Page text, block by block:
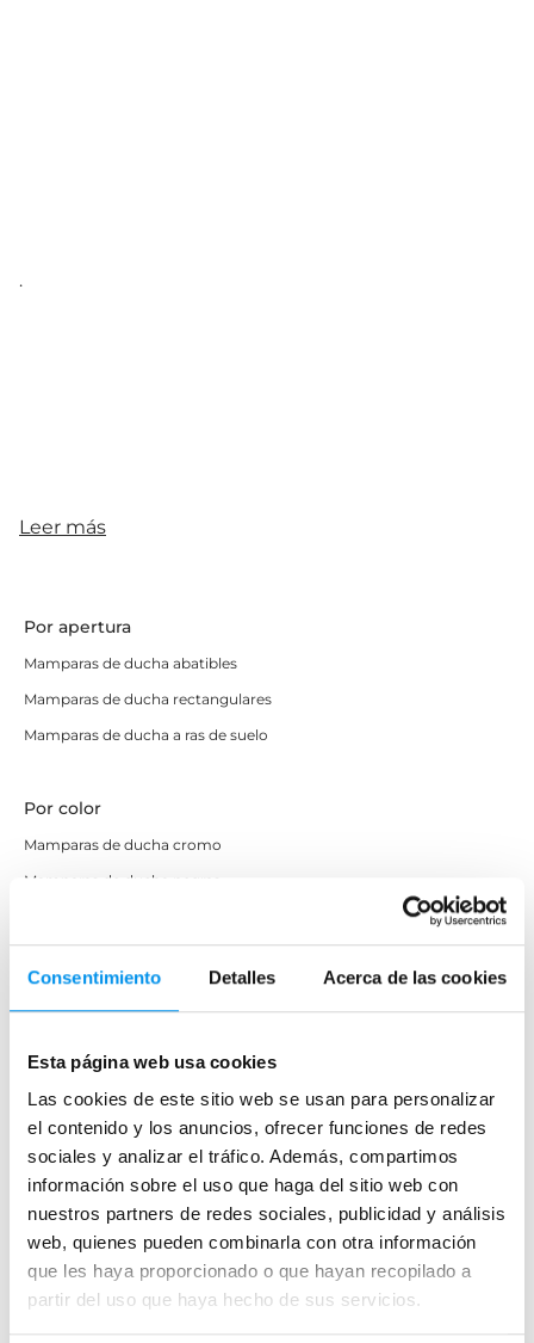
Consentimiento Detalles Acerca de las cookies
Esta página web usa cookies
Las cookies de este sitio web se usan para personalizar
el contenido y los anuncios, ofrecer funciones de redes
sociales y analizar el tráfico. Además, compartimos
información sobre el uso que haga del sitio web con
nuestros partners de redes sociales, publicidad y análisis
web, quienes pueden combinarla con otra información
que les haya proporcionado o que hayan recopilado a
partir del uso que haya hecho de sus servicios.
.
Leer más
Por apertura
Mamparas de ducha abatibles
Mamparas de ducha rectangulares
Mamparas de ducha a ras de suelo
Por color
Mamparas de ducha cromo
Mamparas de ducha negras
Mamparas de ducha de acero inoxidable
Por precio
Mamparas de ducha premium
Mamparas de ducha baratas
Por funcionalidad
Mamparas de ducha para movilidad reducida